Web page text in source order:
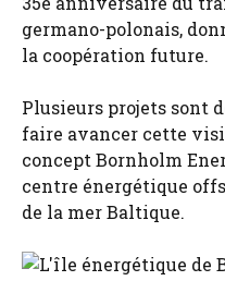
germano-polonais,
la coopération future.
Plusieurs projets sont
faire avancer cette
concept Bornholm
centre énergétique
de la mer Baltique.